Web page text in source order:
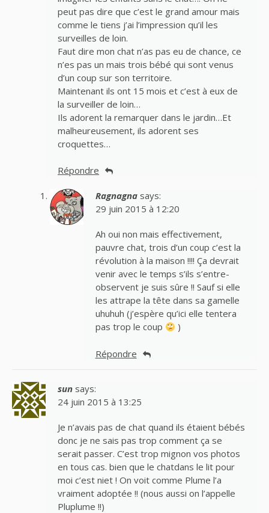
peut pas dire que c’est le grand amour mais
comme le tiens j’ai l’impression qu’il les
surveilles de loin.
Faut dire mon chat n’as pas eu de chance, ce
n’es pas un mais trois bébé qui sont venus
d’un coup sur son territoire.
Maintenant ils ont 15 mois et c’est à eux de
la surveiller de loin…
Ils adorent la remarquer dans le jardin…Et
malheureusement, ils adorent ses
croquettes…
Répondre
Ragnagna says:
29 juin 2015 à 12:20
Ah oui non mais effectivement,
pauvre chat, trois d’un coup c’est la
révolution à la maison !!!! Ça devrait
venir avec le temps s’ils s’entre-
observent je suis sûre !! Sauf si elle
les attrape la tête dans sa gamelle
uhuhuh (j’espère qu’ici elle tentera
pas trop le coup
)
Répondre
sun says:
24 juin 2015 à 13:25
Je n’avais pas de chat quand ils étaient bébés
donc je ne sais pas trop comment ça se
serait passer. C’est trop mignon vos photos
en tous cas. bien que le chatdans le lit pour
moi c’est niet ! On voit comme Plume l’a
vraiment adoptée !! (nous aussi on l’appelle
Pluplume !!)